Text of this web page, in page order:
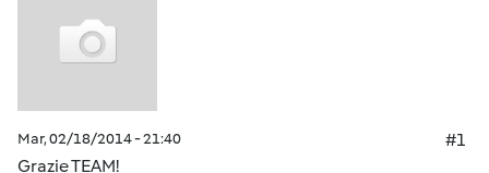
Mar, 02/18/2014 - 21:40
#1
Grazie TEAM!